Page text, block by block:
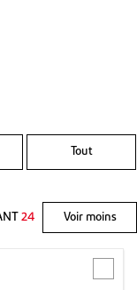
Tout
24 Voir moins